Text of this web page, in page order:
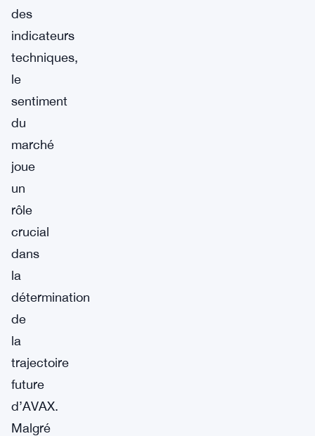
des
indicateurs
techniques,
le
sentiment
du
marché
joue
un
rôle
crucial
dans
la
détermination
de
la
trajectoire
future
d’AVAX.
Malgré